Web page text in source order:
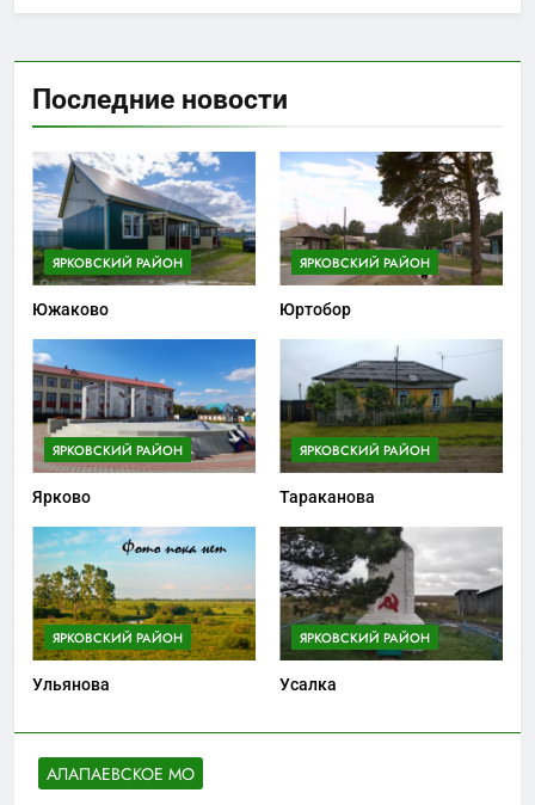
АЛАПАЕВСКОЕ МО
Последние новости
ЯРКОВСКИЙ РАЙОН
Южаково
ЯРКОВСКИЙ РАЙОН
Юртобор
ЯРКОВСКИЙ РАЙОН
Ярково
ЯРКОВСКИЙ РАЙОН
Тараканова
ЯРКОВСКИЙ РАЙОН
Ульянова
ЯРКОВСКИЙ РАЙОН
Усалка